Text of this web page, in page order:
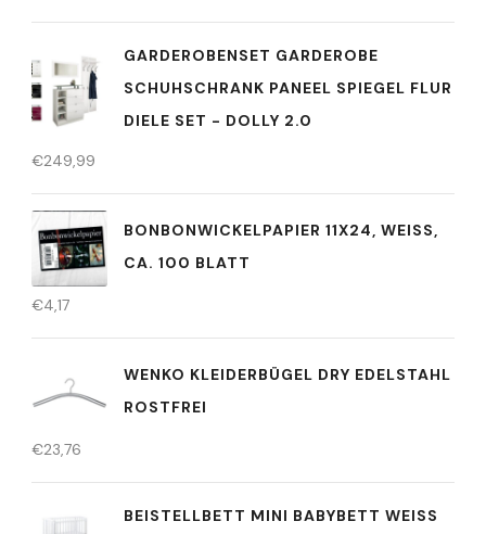
GARDEROBENSET GARDEROBE
SCHUHSCHRANK PANEEL SPIEGEL FLUR
DIELE SET - DOLLY 2.0
€249,99
BONBONWICKELPAPIER 11X24, WEISS, C
A. 100 BLATT
€4,17
WENKO KLEIDERBÜGEL DRY EDELSTAHL
ROSTFREI
€23,76
BEISTELLBETT MINI BABYBETT WEISS 9